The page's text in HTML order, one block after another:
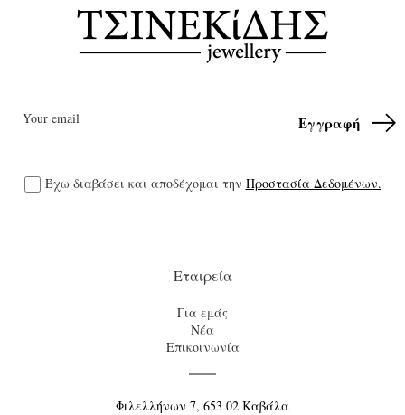
Έχω διαβάσει και αποδέχομαι την Προστασία Δεδομένων.
Εταιρεία
Για εμάς
Νέα
Επικοινωνία
Φιλελλήνων 7, 653 02 Καβάλα